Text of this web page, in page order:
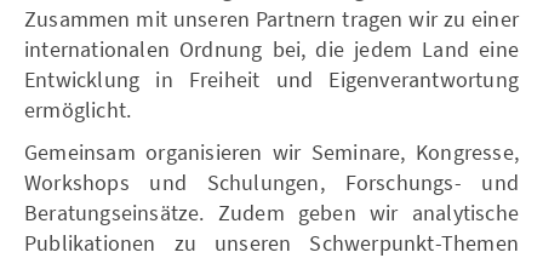
Zusammen mit unseren Partnern tragen wir zu einer
internationalen Ordnung bei, die jedem Land eine
Entwicklung in Freiheit und Eigenverantwortung
ermöglicht.
Gemeinsam organisieren wir Seminare, Kongresse,
Workshops und Schulungen, Forschungs- und
Beratungseinsätze. Zudem geben wir analytische
Publikationen zu unseren Schwerpunkt-Themen